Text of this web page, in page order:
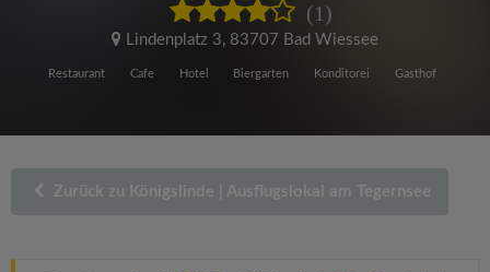
(1)
Lindenplatz 3, 83707 Bad Wiessee
Restaurant Cafe Hotel Biergarten Konditorei Gasthof
Zurück zu Königslinde | Ausflugslokal am Tegernsee